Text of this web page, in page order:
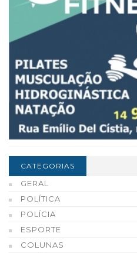
CATEGORIAS
GERAL
POLÍTICA
POLÍCIA
ESPORTE
COLUNAS